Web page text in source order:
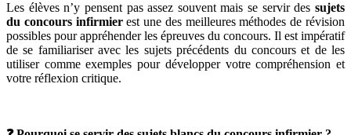
Les élèves n’y pensent pas assez souvent mais se servir des sujets
du concours infirmierest une des meilleures méthodes de révision
possibles pour appréhender les épreuves du concours. Il est impératif
de se familiariser avec les sujets précédents du concours et de les
utiliser comme exemples pour développer votre compréhension et
votre réflexion critique.